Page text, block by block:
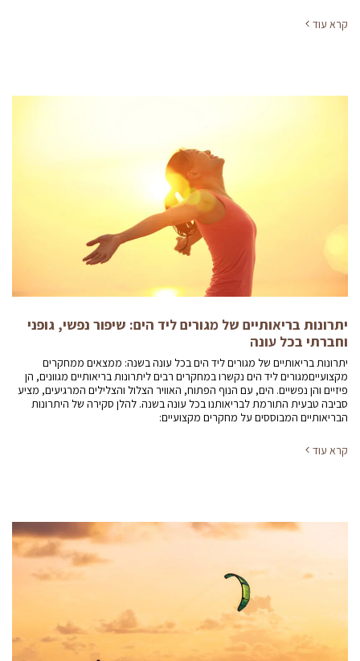
קרא עוד
יתרונות בריאותיים של מגורים ליד הים: שיפור נפשי, גופני
וחברתי בכל עונה
יתרונות בריאותיים של מגורים ליד הים בכל עונה בשנה: ממצאים ממחקרים
מקצועייםמגורים ליד הים נקשרו במחקרים רבים ליתרונות בריאותיים מגוונים, הן
פיזיים והן נפשיים. הים, עם הנוף הפתוח, האוויר הצלול והצלילים המרגיעים, מציע
סביבה טבעית התורמת לבריאותנו בכל עונה בשנה. להלן סקירה של היתרונות
הבריאותיים המבוססים על מחקרים מקצועיים:
קרא עוד